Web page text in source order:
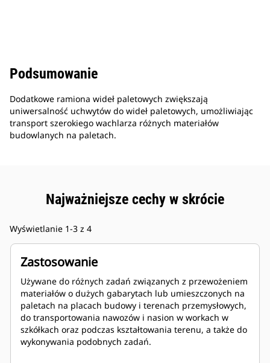
Podsumowanie
Dodatkowe ramiona wideł paletowych zwiększają
uniwersalność uchwytów do wideł paletowych, umożliwiając
transport szerokiego wachlarza różnych materiałów
budowlanych na paletach.
Najważniejsze cechy w skrócie
Wyświetlanie 1-3 z 4
Zastosowanie
Używane do różnych zadań związanych z przewożeniem
materiałów o dużych gabarytach lub umieszczonych na
paletach na placach budowy i terenach przemysłowych,
do transportowania nawozów i nasion w workach w
szkółkach oraz podczas kształtowania terenu, a także do
wykonywania podobnych zadań.